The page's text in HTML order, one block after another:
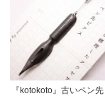
『kotokoto』古いペン先